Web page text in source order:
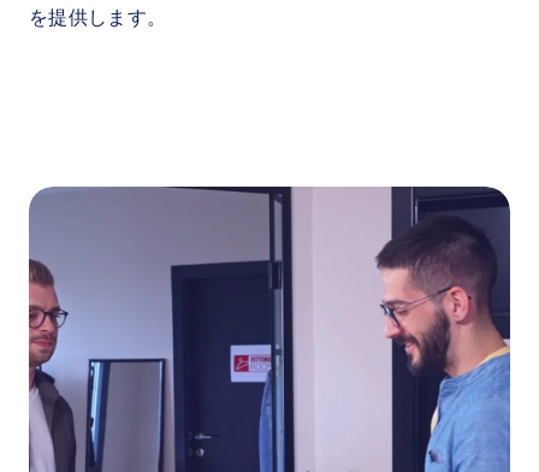
を提供します。